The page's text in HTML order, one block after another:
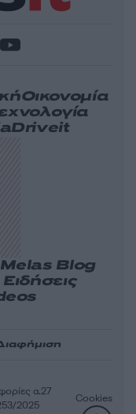
Οικονομία
Driveit
Melas Blog
α.27
2025
Cookies